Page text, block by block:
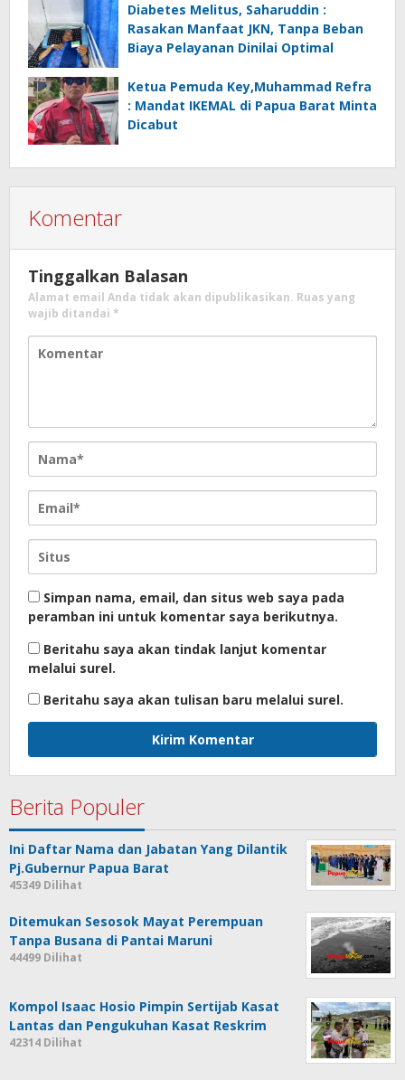
Diabetes Melitus, Saharuddin :
Rasakan Manfaat JKN, Tanpa Beban
Biaya Pelayanan Dinilai Optimal
Ketua Pemuda Key,Muhammad Refra
: Mandat IKEMAL di Papua Barat Minta
Dicabut
Komentar
Tinggalkan Balasan
Alamat email Anda tidak akan dipublikasikan. Ruas yang
wajib ditandai *
Simpan nama, email, dan situs web saya pada
peramban ini untuk komentar saya berikutnya.
Beritahu saya akan tindak lanjut komentar
melalui surel.
Beritahu saya akan tulisan baru melalui surel.
Berita Populer
Ini Daftar Nama dan Jabatan Yang Dilantik
Pj.Gubernur Papua Barat
45349 Dilihat
Ditemukan Sesosok Mayat Perempuan
Tanpa Busana di Pantai Maruni
44499 Dilihat
Kompol Isaac Hosio Pimpin Sertijab Kasat
Lantas dan Pengukuhan Kasat Reskrim
42314 Dilihat